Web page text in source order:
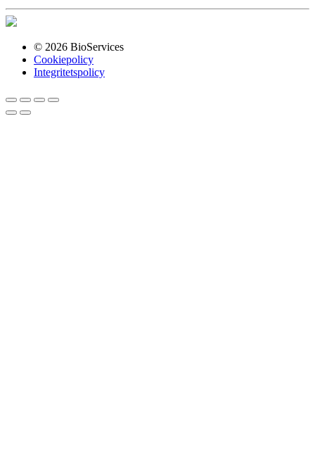
© 2026 BioServices
Cookiepolicy
Integritetspolicy